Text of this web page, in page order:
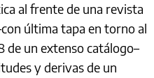
al frente de una revista
última tapa en torno al
de un extenso catálogo–
y derivas de un